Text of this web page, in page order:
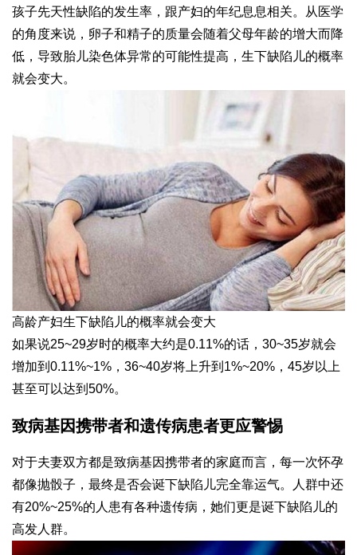
孩子先天性缺陷的发生率，跟产妇的年纪息息相关。从医学
的角度来说，卵子和精子的质量会随着父母年龄的增大而降
低，导致胎儿染色体异常的可能性提高，生下缺陷儿的概率
就会变大。
高龄产妇生下缺陷儿的概率就会变大
如果说25~29岁时的概率大约是0.11%的话，30~35岁就会
增加到0.11%~1%，36~40岁将上升到1%~20%，45岁以上
甚至可以达到50%。
致病基因携带者和遗传病患者更应警惕
对于夫妻双方都是致病基因携带者的家庭而言，每一次怀孕
都像抛骰子，最终是否会诞下缺陷儿完全靠运气。人群中还
有20%~25%的人患有各种遗传病，她们更是诞下缺陷儿的
高发人群。